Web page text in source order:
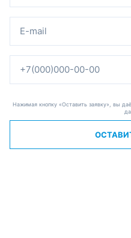
Нажимая кнопку «Оставить заявку», вы